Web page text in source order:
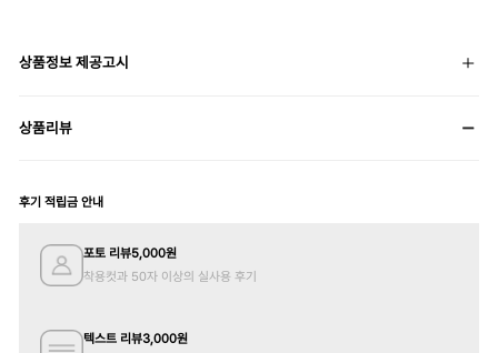
상품정보 제공고시
상품리뷰
후기 적립금 안내
포토 리뷰5,000원
착용컷과 50자 이상의 실사용 후기
텍스트 리뷰3,000원